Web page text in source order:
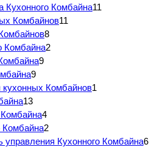
Комбайна11
Комбайнов11
8
Комбайна2
9
9
Комбайнов1
13
4
Комбайна2
Кухонного Комбайна6